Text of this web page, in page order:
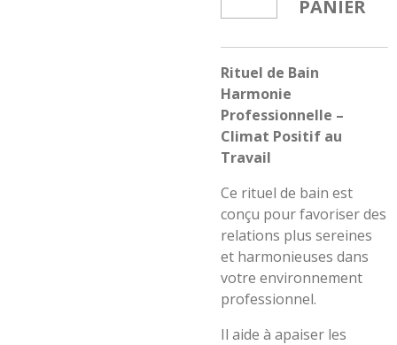
PANIER
Rituel de Bain
Harmonie
Professionnelle –
Climat Positif au
Travail
Ce rituel de bain est
conçu pour favoriser des
relations plus sereines
et harmonieuses dans
votre environnement
professionnel.
Il aide à apaiser les